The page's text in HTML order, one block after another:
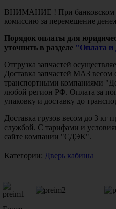
ВНИМАНИЕ ! При банковском
комиссию за перемещение
Порядок оплаты для
уточнить в разделе "Оплата и
Отгрузка запчастей
Доставка запчастей МАЗ весом
транспортными компаниями
любой регион РФ. Оплата за
упаковку и доставку до
Доставка грузов весом до 3 кг
службой. С тарифами и
сайте компании "СДЭК".
Категории: Дверь кабины